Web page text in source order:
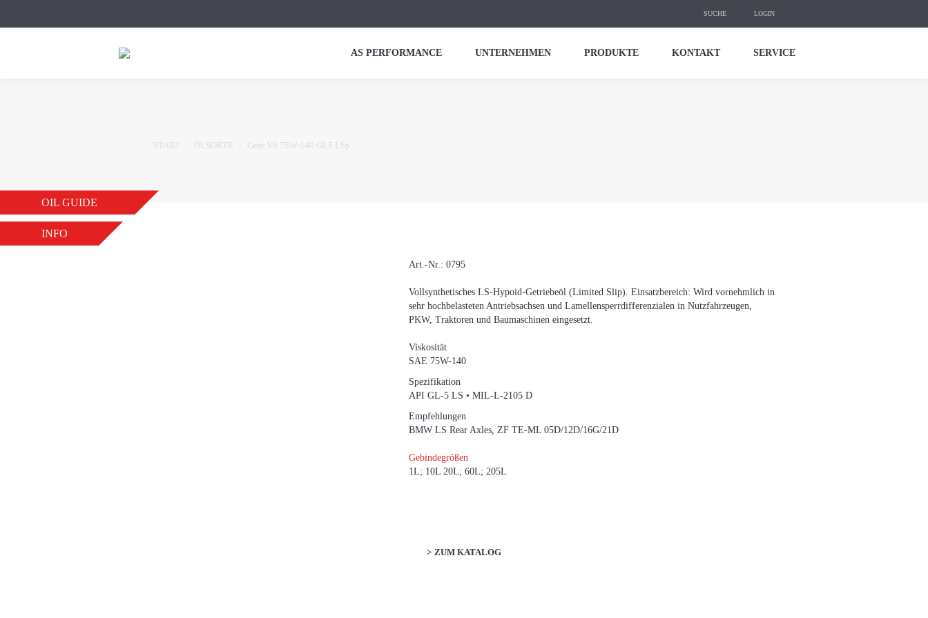
Search:
SUCHE LOGIN
AS PERFORMANCE UNTERNEHMEN PRODUKTE KONTAKT SERVICE
Sie befinden sich hier:
START ÖLSORTE Gear VS 75W-140 GL5 LSp
Art.-Nr.: 0795
Vollsynthetisches LS-Hypoid-Getriebeöl (Limited Slip). Einsatzbereich: Wird vornehmlich in
sehr hochbelasteten Antriebsachsen und Lamellensperrdifferenzialen in Nutzfahrzeugen,
PKW, Traktoren und Baumaschinen eingesetzt.
Viskosität
SAE 75W-140
Spezifikation
API GL-5 LS • MIL-L-2105 D
Empfehlungen
BMW LS Rear Axles, ZF TE-ML 05D/12D/16G/21D
Gebindegrößen
1L; 10L 20L; 60L; 205L
ZUM KATALOG
OIL GUIDE
INFO